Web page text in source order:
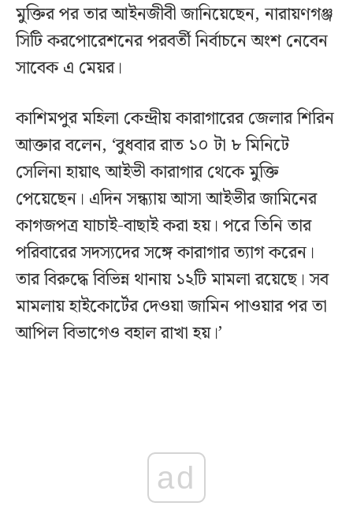
মুক্তির পর তার আইনজীবী জানিয়েছেন, নারায়ণগঞ্জ
সিটি করপোরেশনের পরবর্তী নির্বাচনে অংশ নেবেন
সাবেক এ মেয়র।
কাশিমপুর মহিলা কেন্দ্রীয় কারাগারের জেলার শিরিন
আক্তার বলেন, ‘বুধবার রাত ১০ টা ৮ মিনিটে
সেলিনা হায়াৎ আইভী কারাগার থেকে মুক্তি
পেয়েছেন। এদিন সন্ধ্যায় আসা আইভীর জামিনের
কাগজপত্র যাচাই-বাছাই করা হয়। পরে তিনি তার
পরিবারের সদস্যদের সঙ্গে কারাগার ত্যাগ করেন।
তার বিরুদ্ধে বিভিন্ন থানায় ১২টি মামলা রয়েছে। সব
মামলায় হাইকোর্টের দেওয়া জামিন পাওয়ার পর তা
আপিল বিভাগেও বহাল রাখা হয়।’
ad